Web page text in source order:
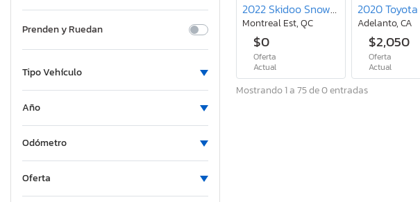
Prenden y Ruedan
Tipo Vehículo
Año
Odómetro
Oferta
2022 Skidoo Snowmobile
Montreal Est, QC
$0
Oferta
Actual
Adelanto, CA
$2,050
Oferta
Actual
Mostrando 1 a 75 de 0 entradas